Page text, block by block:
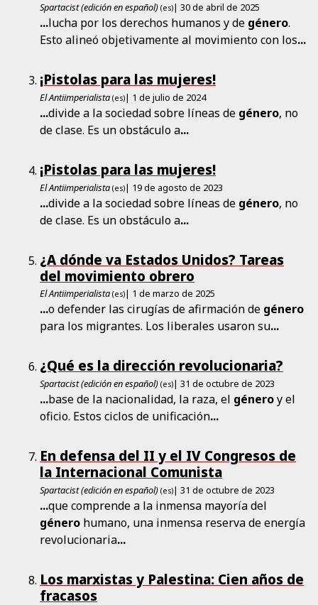
Spartacist (edición en español) (es)| 30 de abril de 2025
...lucha por los derechos humanos y de género.
Esto alineó objetivamente al movimiento con los...
¡Pistolas para las mujeres!
El Antiimperialista (es)| 1 de julio de 2024
...divide a la sociedad sobre líneas de género, no
de clase. Es un obstáculo a...
¡Pistolas para las mujeres!
El Antiimperialista (es)| 19 de agosto de 2023
...divide a la sociedad sobre líneas de género, no
de clase. Es un obstáculo a...
¿A dónde va Estados Unidos? Tareas
del movimiento obrero
El Antiimperialista (es)| 1 de marzo de 2025
...o defender las cirugías de afirmación de género
para los migrantes. Los liberales usaron su...
¿Qué es la dirección revolucionaria?
Spartacist (edición en español) (es)| 31 de octubre de 2023
...base de la nacionalidad, la raza, el géneroy el
oficio. Estos ciclos de unificación...
En defensa del II y el IV Congresos de
la Internacional Comunista
Spartacist (edición en español) (es)| 31 de octubre de 2023
...que comprende a la inmensa mayoría del
género humano, una inmensa reserva de energía
revolucionaria...
Los marxistas y Palestina: Cien años de
fracasos